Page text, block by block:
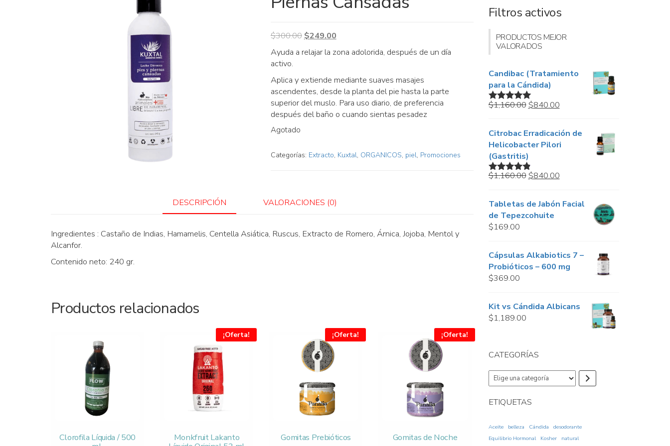
$300.00 Original
price
was:
$249.00Current
is:
Ayuda a relajar la zona adolorida, después de un día
activo.
Aplica y extiende mediante suaves masajes
ascendentes, desde la planta del pie hasta la parte
superior del muslo. Para uso diario, de preferencia
después del baño o cuando sientas pesadez
Agotado
Categorías: Extracto, Kuxtal, ORGANICOS, piel, Promociones
DESCRIPCIÓN VALORACIONES (0)
Ingredientes : Castaño de Indias, Hamamelis, Centella Asiática, Ruscus, Extracto de Romero, Árnica, Jojoba, Mentol y
Alcanfor.
Contenido neto: 240 gr.
Productos relacionados
Clorofila Líquida / 500
¡Oferta!
Monkfruit Lakanto
¡Oferta!
Gomitas Prebióticos
¡Oferta!
Gomitas de Noche
Filtros activos
PRODUCTOS MEJOR
VALORADOS
Candibac (Tratamiento
para la Cándida)
Valorado en
$1,160.00Original
$1,160.00.
$840.00Current
is:
$840.00.
Citrobac Erradicación de
Helicobacter Pilori
(Gastritis)
Valorado
$1,160.00Original
$1,160.00.
$840.00Current
$840.00.
Tabletas de Jabón Facial
de Tepezcohuite
$169.00
Cápsulas Alkabiotics 7 –
Probióticos – 600 mg
$369.00
Kit vs Cándida Albicans
$1,189.00
CATEGORÍAS
Elige
una
ETIQUETAS
Aceite belleza Cándida
desodorante
Equilibrio Hormonal
Kosher
natural